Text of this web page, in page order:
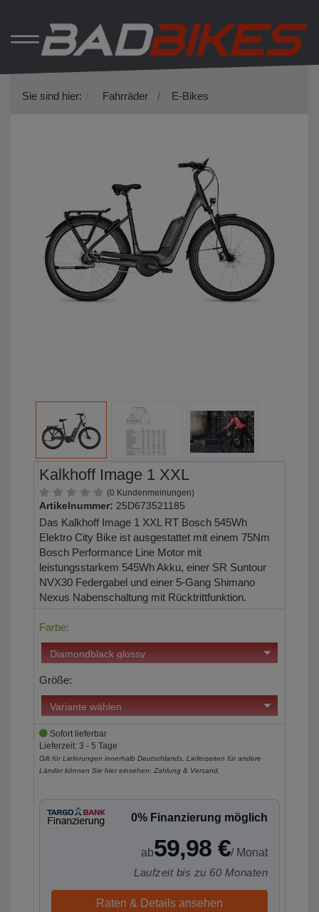
Sie sind hier: Fahrräder E-Bikes
Kalkhoff Image 1 XXL
(0 Kundenmeinungen)
Artikelnummer: 25D673521185
Das Kalkhoff Image 1 XXL RT Bosch 545Wh
Elektro City Bike ist ausgestattet mit einem 75Nm
Bosch Performance Line Motor mit
leistungsstarkem 545Wh Akku, einer SR Suntour
NVX30 Federgabel und einer 5-Gang Shimano
Nexus Nabenschaltung mit Rücktrittfunktion.
Farbe:
Größe:
Sofort lieferbar
Lieferzeit: 3 - 5 Tage
Gilt für Lieferungen innerhalb Deutschlands, Lieferzeiten für andere
Länder können Sie hier einsehen: Zahlung & Versand
0% Finanzierung möglich
ab59,98 €/ Monat
Laufzeit bis zu 60 Monaten
Raten & Details ansehen